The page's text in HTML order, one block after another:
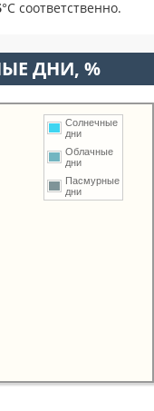
°С соответственно.
ДНИ, %
Солнечные
дни
Облачные
дни
Пасмурные
дни